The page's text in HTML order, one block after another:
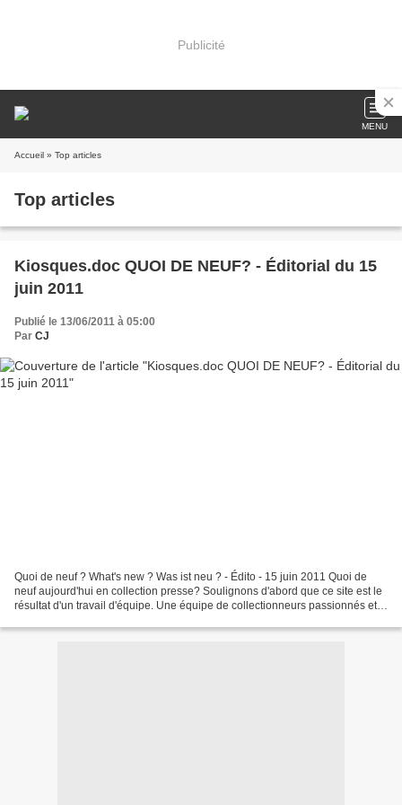
Publicité
MENU
Accueil » Top articles
Top articles
Kiosques.doc QUOI DE NEUF? - Éditorial du 15
juin 2011
Publié le 13/06/2011 à 05:00
Par CJ
Quoi de neuf ? What's new ? Was ist neu ? - Édito - 15 juin 2011 Quoi de
neuf aujourd'hui en collection presse? Soulignons d'abord que ce site est le
résultat d'un travail d'équipe. Une équipe de collectionneurs passionnés et